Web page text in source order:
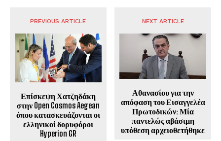
PREVIOUS ARTICLE
Επίσκεψη Χατζηδάκη
στην Open Cosmos Aegean
όπου κατασκευάζονται οι
ελληνικοί δορυφόροι
Hyperion GR
NEXT ARTICLE
Αθανασίου για την
απόφαση του Εισαγγελέα
Πρωτοδικών: Μία
παντελώς αβάσιμη
υπόθεση αρχειοθετήθηκε